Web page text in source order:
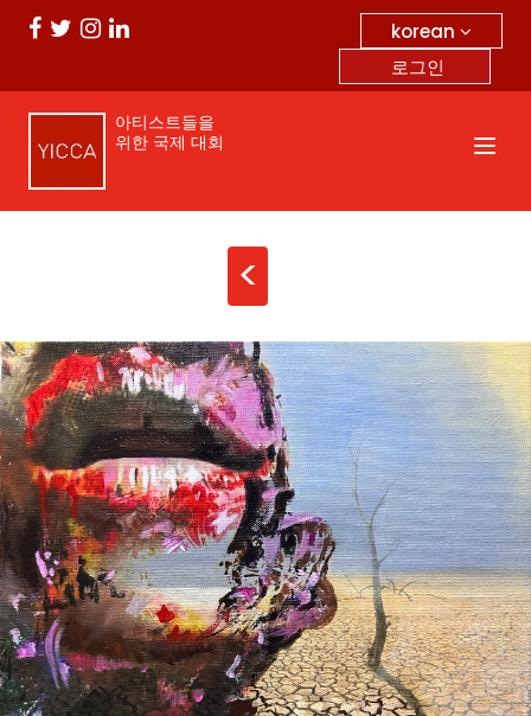
korean
로그인
아티스트들을
위한 국제 대회
<